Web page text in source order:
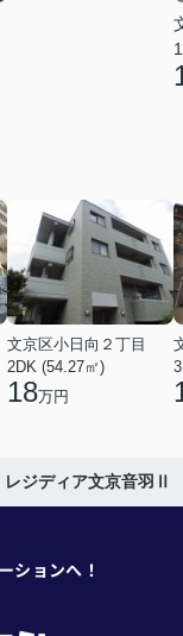
文京区小日向２丁目
2DK (54.27㎡)
18万円
レジディア文京音羽Ⅱ
ションへ！